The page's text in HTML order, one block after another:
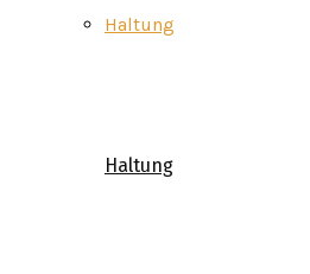
Haltung
Haltung